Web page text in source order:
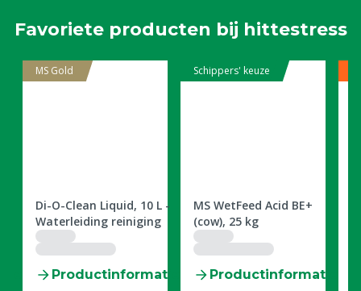
Favoriete producten bij hittestress
MS Gold
Di-O-Clean Liquid, 10 L -
Waterleiding reiniging
Productinformatie
Schippers' keuze
MS WetFeed Acid BE+
(cow), 25 kg
Productinformatie